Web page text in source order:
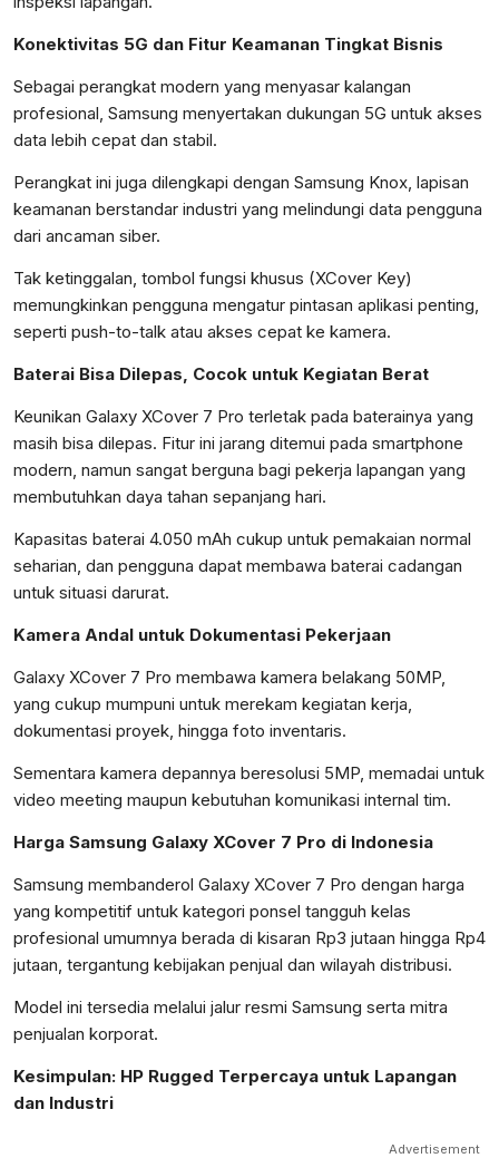
Konektivitas 5G dan Fitur Keamanan Tingkat Bisnis
Sebagai perangkat modern yang menyasar kalangan
profesional, Samsung menyertakan dukungan 5G untuk akses
data lebih cepat dan stabil.
Perangkat ini juga dilengkapi dengan Samsung Knox, lapisan
keamanan berstandar industri yang melindungi data pengguna
dari ancaman siber.
Tak ketinggalan, tombol fungsi khusus (XCover Key)
memungkinkan pengguna mengatur pintasan aplikasi penting,
seperti push-to-talk atau akses cepat ke kamera.
Baterai Bisa Dilepas, Cocok untuk Kegiatan Berat
Keunikan Galaxy XCover 7 Pro terletak pada baterainya yang
masih bisa dilepas. Fitur ini jarang ditemui pada smartphone
modern, namun sangat berguna bagi pekerja lapangan yang
membutuhkan daya tahan sepanjang hari.
Kapasitas baterai 4.050 mAh cukup untuk pemakaian normal
seharian, dan pengguna dapat membawa baterai cadangan
untuk situasi darurat.
Kamera Andal untuk Dokumentasi Pekerjaan
Galaxy XCover 7 Pro membawa kamera belakang 50MP,
yang cukup mumpuni untuk merekam kegiatan kerja,
dokumentasi proyek, hingga foto inventaris.
Sementara kamera depannya beresolusi 5MP, memadai untuk
video meeting maupun kebutuhan komunikasi internal tim.
Harga Samsung Galaxy XCover 7 Pro di Indonesia
Samsung membanderol Galaxy XCover 7 Pro dengan harga
yang kompetitif untuk kategori ponsel tangguh kelas
profesional umumnya berada di kisaran Rp3 jutaan hingga Rp4
jutaan, tergantung kebijakan penjual dan wilayah distribusi.
Model ini tersedia melalui jalur resmi Samsung serta mitra
penjualan korporat.
Kesimpulan: HP Rugged Terpercaya untuk Lapangan
dan Industri
Advertisement